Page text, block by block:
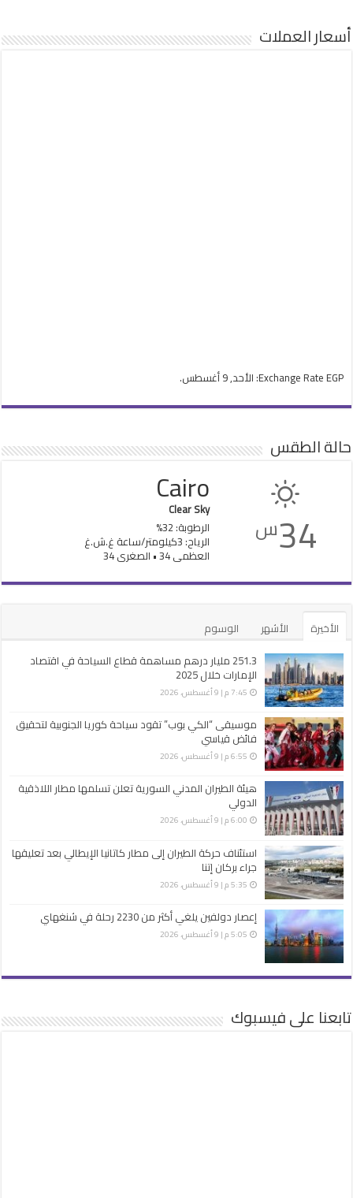
أسعار العملات
Exchange Rate EGP : الأحد, 9 أغسطس.
حالة الطقس
34س
Cairo
Clear Sky
الرطوبة: 32%
الرياح: 3كيلومتر/ساعة غ.ش.غ
العظمى 34 • الصغرى 34
الأخيرة الأشهر
الوسوم
251.3 مليار درهم مساهمة قطاع السياحة في اقتصاد
الإمارات خلال 2025
7:45 م | 9 أغسطس، 2026
موسيقى “الكي بوب” تقود سياحة كوريا الجنوبية لتحقيق
فائض قياسي
6:55 م | 9 أغسطس، 2026
هيئة الطيران المدني السورية تعلن تسلمها مطار اللاذقية
الدولي
6:00 م | 9 أغسطس، 2026
استئناف حركة الطيران إلى مطار كاتانيا الإيطالي بعد تعليقها
جراء بركان إتنا
5:35 م | 9 أغسطس، 2026
إعصار دولفين يلغي أكثر من 2230 رحلة في شنغهاي
5:05 م | 9 أغسطس، 2026
تابعنا على فيسبوك